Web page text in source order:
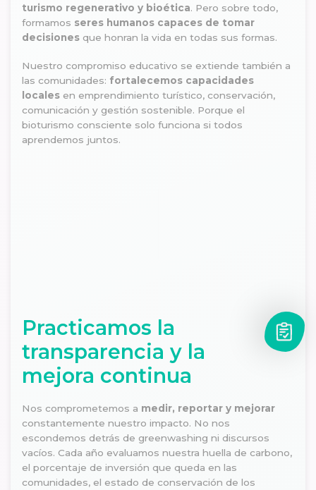
turismo regenerativo y bioética. Pero sobre todo,
formamos seres humanos capaces de tomar
decisiones que honran la vida en todas sus formas.
Nuestro compromiso educativo se extiende también a
las comunidades: fortalecemos capacidades
locales en emprendimiento turístico, conservación,
comunicación y gestión sostenible. Porque el
bioturismo consciente solo funciona si todos
aprendemos juntos.
Practicamos la
transparencia y la
mejora continua
Nos comprometemos a medir, reportar y mejorar
constantemente nuestro impacto. No nos
escondemos detrás de greenwashing ni discursos
vacíos. Cada año evaluamos nuestra huella de carbono,
el porcentaje de inversión que queda en las
comunidades, el estado de conservación de los